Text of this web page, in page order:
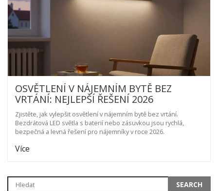
OSVĚTLENÍ V NÁJEMNÍM BYTĚ BEZ
VRTÁNÍ: NEJLEPŠÍ ŘEŠENÍ 2026
Zjistěte, jak vylepšit osvětlení v nájemním bytě bez vrtání.
Bezdrátová LED světla s baterií nebo zásuvkou jsou rychlá,
bezpečná a levná řešení pro nájemníky v roce 2026.
Více